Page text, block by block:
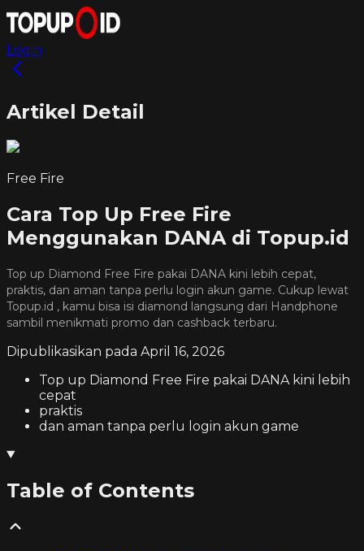
Login
Artikel Detail
Free Fire
Cara Top Up Free Fire
Menggunakan DANA di Topup.id
Top up Diamond Free Fire pakai DANA kini lebih cepat,
praktis, dan aman tanpa perlu login akun game. Cukup lewat
Topup.id , kamu bisa isi diamond langsung dari Handphone
sambil menikmati promo dan cashback terbaru.
Dipublikasikan pada April 16, 2026
Top up Diamond Free Fire pakai DANA kini lebih
cepat
praktis
dan aman tanpa perlu login akun game
Table of Contents